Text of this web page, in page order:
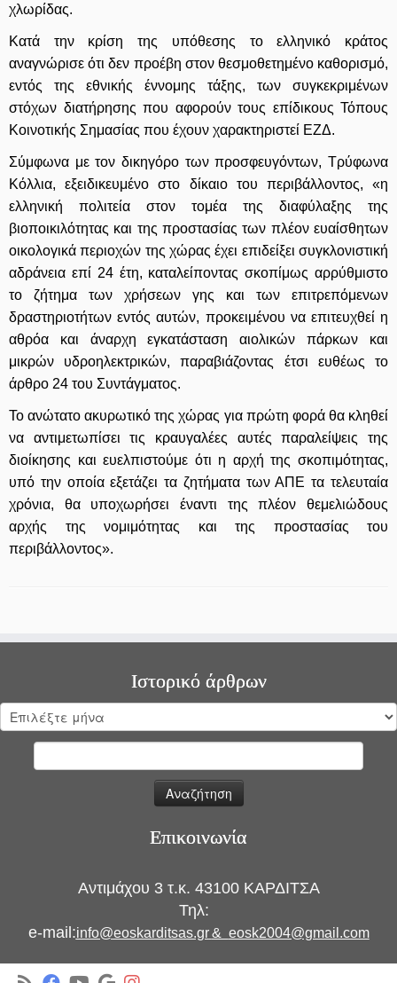
χλωρίδας.
Κατά την κρίση της υπόθεσης το ελληνικό κράτος
αναγνώρισε ότι δεν προέβη στον θεσμοθετημένο καθορισμό,
εντός της εθνικής έννομης τάξης, των συγκεκριμένων
στόχων διατήρησης που αφορούν τους επίδικους Τόπους
Κοινοτικής Σημασίας που έχουν χαρακτηριστεί ΕΖΔ.
Σύμφωνα με τον δικηγόρο των προσφευγόντων, Τρύφωνα
Κόλλια, εξειδικευμένο στο δίκαιο του περιβάλλοντος, «η
ελληνική πολιτεία στον τομέα της διαφύλαξης της
βιοποικιλότητας και της προστασίας των πλέον ευαίσθητων
οικολογικά περιοχών της χώρας έχει επιδείξει συγκλονιστική
αδράνεια επί 24 έτη, καταλείποντας σκοπίμως αρρύθμιστο
το ζήτημα των χρήσεων γης και των επιτρεπόμενων
δραστηριοτήτων εντός αυτών, προκειμένου να επιτευχθεί η
αθρόα και άναρχη εγκατάσταση αιολικών πάρκων και
μικρών υδροηλεκτρικών, παραβιάζοντας έτσι ευθέως το
άρθρο 24 του Συντάγματος.
Το ανώτατο ακυρωτικό της χώρας για πρώτη φορά θα κληθεί
να αντιμετωπίσει τις κραυγαλέες αυτές παραλείψεις της
διοίκησης και ευελπιστούμε ότι η αρχή της σκοπιμότητας,
υπό την οποία εξετάζει τα ζητήματα των ΑΠΕ τα τελευταία
χρόνια, θα υποχωρήσει έναντι της πλέον θεμελιώδους
αρχής της νομιμότητας και της προστασίας του
περιβάλλοντος».
Ιστορικό άρθρων
Ιστορικό
άρθρων
Επικοινωνία
Αντιμάχου 3 τ.κ. 43100 ΚΑΡΔΙΤΣΑ
Τηλ:
e-mail:info@eoskarditsas.gr & eosk2004@gmail.com